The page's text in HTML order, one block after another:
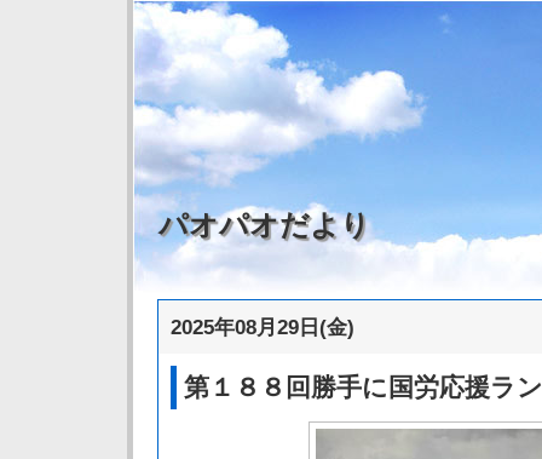
パオパオだより
2025年08月29日(金)
第１８８回勝手に国労応援ラ